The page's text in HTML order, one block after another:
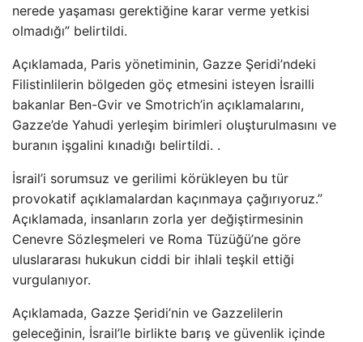
nerede yaşaması gerektiğine karar verme yetkisi
olmadığı” belirtildi.
Açıklamada, Paris yönetiminin, Gazze Şeridi’ndeki
Filistinlilerin bölgeden göç etmesini isteyen İsrailli
bakanlar Ben-Gvir ve Smotrich’in açıklamalarını,
Gazze’de Yahudi yerleşim birimleri oluşturulmasını ve
buranın işgalini kınadığı belirtildi. .
İsrail’i sorumsuz ve gerilimi körükleyen bu tür
provokatif açıklamalardan kaçınmaya çağırıyoruz.”
Açıklamada, insanların zorla yer değiştirmesinin
Cenevre Sözleşmeleri ve Roma Tüzüğü’ne göre
uluslararası hukukun ciddi bir ihlali teşkil ettiği
vurgulanıyor.
Açıklamada, Gazze Şeridi’nin ve Gazzelilerin
geleceğinin, İsrail’le birlikte barış ve güvenlik içinde